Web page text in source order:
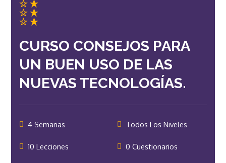
CURSO CONSEJOS PARA
UN BUEN USO DE LAS
NUEVAS TECNOLOGÍAS.
4 Semanas Todos Los Niveles
10 Lecciones 0 Cuestionarios